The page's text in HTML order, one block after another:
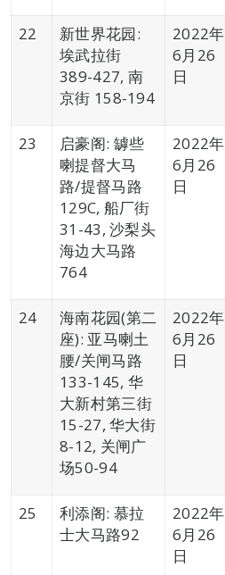
22
新世界花园:
埃武拉街
389-427, 南
京街 158-194
2022年
6月26
日
23
启豪阁: 罅些
喇提督大马
路/提督马路
129C, 船厂街
31-43, 沙梨头
海边大马路
764
2022年
6月26
日
24
海南花园(第二
座): 亚马喇土
腰/关闸马路
133-145, 华
大新村第三街
15-27, 华大街
8-12, 关闸广
场50-94
2022年
6月26
日
25
利添阁: 慕拉
士大马路92
2022年
6月26
日